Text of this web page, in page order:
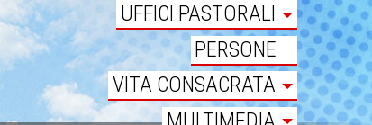
UFFICI PASTORALI
PERSONE
VITA CONSACRATA